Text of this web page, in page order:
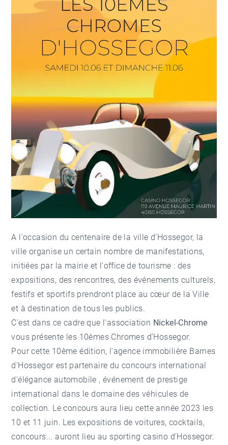
A l'occasion du centenaire de la ville d'Hossegor, la
ville organise un certain nombre de manifestations,
initiées par la mairie et l'office de tourisme : des
expositions, des rencontres, des événements culturels,
festifs et sportifs prendront place au cœur de la Ville
et à destination de tous les publics.
C'est dans ce cadre que l'association Nickel-Chrome
vous présente les 10èmes Chromes d’Hossegor.
Pour cette 10ème édition, l'agence immobilière Barnes
d'Hossegor est partenaire du concours international
d'élégance automobile , événement de prestige
international dans le domaine des véhicules de
collection. Le concours aura lieu cette année 2023 les
10 et 11 juin. Les expositions de voitures, cocktails,
concours... auront lieu au sporting casino d'Hossegor.